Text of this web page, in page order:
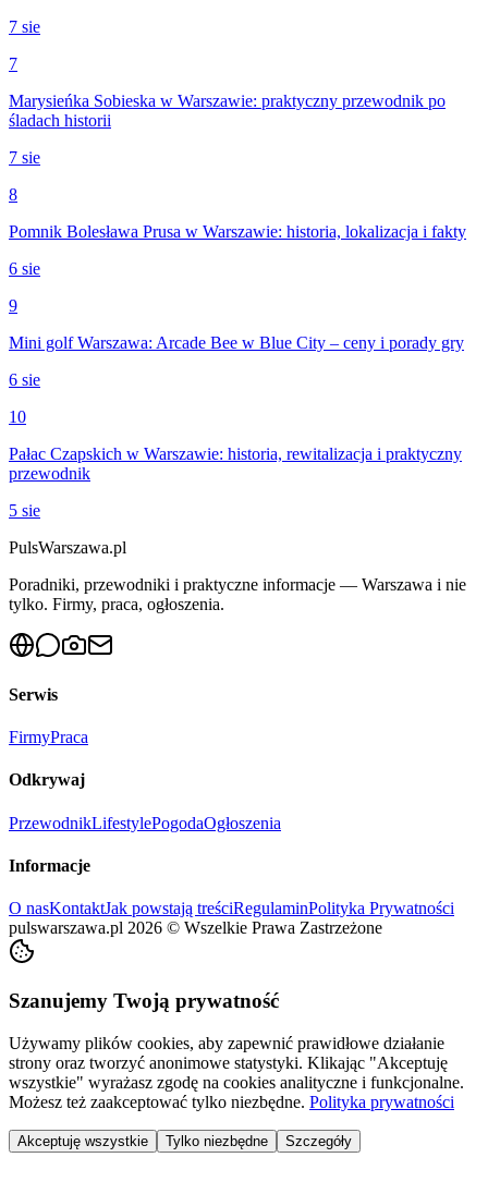
7 sie
7
Marysieńka Sobieska w Warszawie: praktyczny przewodnik po
śladach historii
7 sie
8
Pomnik Bolesława Prusa w Warszawie: historia, lokalizacja i fakty
6 sie
9
Mini golf Warszawa: Arcade Bee w Blue City – ceny i porady gry
6 sie
10
Pałac Czapskich w Warszawie: historia, rewitalizacja i praktyczny
przewodnik
5 sie
PulsWarszawa.pl
Poradniki, przewodniki i praktyczne informacje — Warszawa i nie
tylko. Firmy, praca, ogłoszenia.
Serwis
FirmyPraca
Odkrywaj
PrzewodnikLifestylePogodaOgłoszenia
Informacje
O nasKontaktJak powstają treściRegulaminPolityka Prywatności
pulswarszawa.pl 2026 © Wszelkie Prawa Zastrzeżone
Szanujemy Twoją prywatność
Używamy plików cookies, aby zapewnić prawidłowe działanie
strony oraz tworzyć anonimowe statystyki. Klikając "Akceptuję
wszystkie" wyrażasz zgodę na cookies analityczne i funkcjonalne.
Możesz też zaakceptować tylko niezbędne. Polityka prywatności
Akceptuję wszystkie Tylko niezbędne Szczegóły